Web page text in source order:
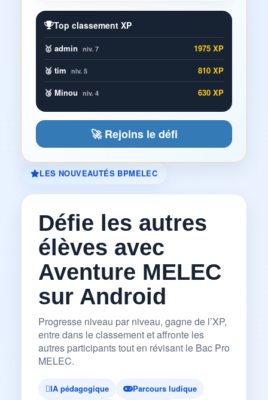
Top classement XP
🥇 admin niv. 7
1975 XP
🥈 tim niv. 5
810 XP
🥉 Minou niv. 4 630 XP
🚀 Rejoins le défi
LES NOUVEAUTÉS BPMELEC
Défie les autres
élèves avec
Aventure MELEC
sur Android
Progresse niveau par niveau, gagne de l’XP,
entre dans le classement et affronte les
autres participants tout en révisant le Bac Pro
MELEC.
IA pédagogique
Parcours ludique